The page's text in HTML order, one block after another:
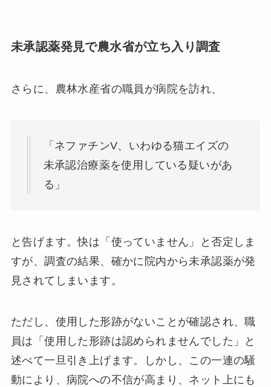
未承認薬発見で農水省が立ち入り調査
さらに、農林水産省の職員が病院を訪れ、
「ネファチンV、いわゆる猫エイズの
未承認治療薬を使用している疑いがあ
る」
と告げます。快は「使っていません」と否定しま
すが、調査の結果、確かに院内から未承認薬が発
見されてしまいます。
ただし、使用した形跡がないことが確認され、職
員は「使用した形跡は認められませんでした」と
述べて一旦引き上げます。しかし、この一連の騒
動により、病院への不信が高まり、ネット上にも